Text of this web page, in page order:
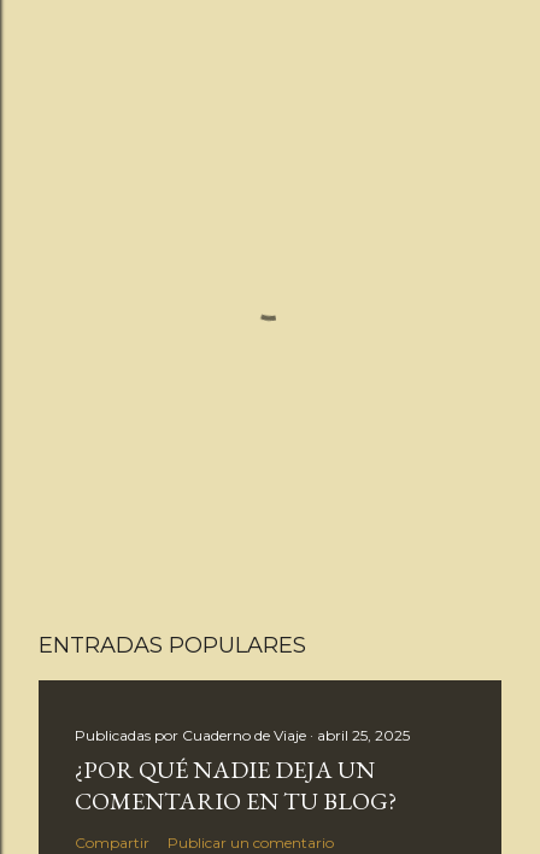
ENTRADAS POPULARES
Publicadas por Cuaderno de Viaje abril 25, 2025
¿POR QUÉ NADIE DEJA UN
COMENTARIO EN TU BLOG?
Compartir Publicar un comentario